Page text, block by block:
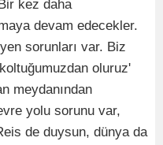
kez daha
devam edecekler.
sorunları var. Biz
oluruz'
meydanından
yolu sorunu var,
de duysun, dünya da